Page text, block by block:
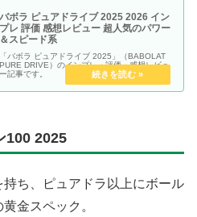
バボラ ピュアドライブ 2025 2026 イン
プレ 評価 感想レビュー 超人気のパワー
＆スピード系
「バボラ ピュアドライブ 2025」（BABOLAT
PURE DRIVE）のインプレ・評価・感想レビュ
ー記事です。
100 2025
ち、ピュアドラ以上にボール
金スペック。